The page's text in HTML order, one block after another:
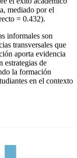
mediado por el
= 0.432).
informales son
transversales que
aporta evidencia
estrategias de
la formación
en el contexto